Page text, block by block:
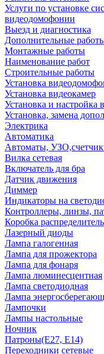
Услуги по установке
видеодомофонии
Выезд и диагностика
Дополнительные
Монтажные работы
Наименование работ
Строительные работы
Установка
Установка видеокамер
Установка и настройка
Установка, замена
Электрика
Автоматика
Автоматы,
Вилка сетевая
Включатель для бра
Датчик движения
Диммер
Индикаторы на
Контроллеры, линзы,
Коробка
Лазерный диоды
Лампа галогенная
Лампа для прожектора
Лампа для фонаря
Лампа люминесцентная
Лампа светодиодная
Лампа
Лампочки
Лампы настольные
Ночник
Патроны(Е27, Е14)
Переходники сетевые